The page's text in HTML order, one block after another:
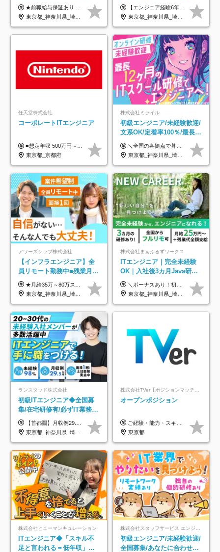
給32万円～★残業月10h＆
年休120日以上★副業可
★前職給与保証あり ★月給32万円以上＋インセンティブあり 月給32万円以上＋インセンティブ＋各種手当 ※上記には固定残業代（月30時間・44,400円～）を含みます ※超過分は別途支給します ※試用期間はございません ★＼成果＝あなたの収入／★ 【1】案件単価ー8万円＝あなたの給与 参画したプロジェクトの案件単価から 一律8万円引いた金額があなたの給与です！ （月給例） ■1人称での構築・小規模な詳細設計 案件単価55万円ー8万円＝月給47万円（還元率85.5%） ■大型案件の設計・構築やプロジェクト管理 案件単価90万円ー8万円＝月給82万円（還元率91.1%） ‥‥‥‥‥‥‥‥‥‥‥‥‥‥‥‥‥‥ 【2】月給の他にも豊富なインセンティブあり 全員が月3～13万円のインセンティブをゲットしています！ ≪インセンティブ制度≫ 稼働している現場で増員・交代が発生し、 当社の人員を配属が決定した際に支給。 ◇C Addition正社員が参画 ：実粗利の10%／毎月 ◇協力会社所属の社員が参画：実粗利の30%／毎月 ≪リファラル制度≫ あなたの知り合いが当社のメンバーになった際に、 毎月1人あたり2万円支給します◎ ‥‥‥‥‥‥‥‥‥‥‥‥‥‥‥‥‥‥
東京都_神奈川県_埼玉県_千葉県_大阪府_愛知県_北海道_青森県_岩手県_宮城県_秋田県_山形県_福島県_茨城県_栃木県_群馬県_新潟県_山梨県_長野県_富山県_石川県_福井県_静岡県_岐阜県_三重県_兵庫県_京都府_滋賀県_奈良県_和歌山県_広島県_岡山県_鳥取県_島根県_山口県_徳島県_香川県_愛媛県_高知県_福岡県_熊本県_佐賀県_長崎県_大分県_宮崎県_鹿児島県_沖縄県
ートも可｜案件選択制｜定
着率96％以上｜副業OK｜住
宅手当
【エンジニア経験6年以上の方】 月給46万円～100万円（固定残業代含む） ※上記月給には月30時間分の固定残業代（月8万7,400円～月19万円）を含む。超過分は全額支給。 【エンジニア経験4年以上の方】 月給42万円～100万円（固定残業代含む） ※上記月給には月30時間分の固定残業代（月7万9,800円～月19万円）を含む。超過分は全額支給。 【エンジニア経験4年未満の方】 月給38万円～100万円（固定残業代含む） ※上記月給には月30時間分の固定残業代（月7万2,200円～月19万円）を含む。超過分は全額支給。 ※経験、スキル、前職給与などを踏まえて決定。 ◆ルトラの給与制度のポイント！◆ ・社員の95%が入社時に年収UP！最高で300万円UPの実績も ・平均還元率86.3%（交通費・住宅手当・会社負担分の社保も含む） ・人柄やポテンシャルを評価し、スキル以上の希望年収を提示することも ・退職金制度やリファラル手当（平均50万円）あり
東京都_神奈川県_埼玉県_千葉県_大阪府_愛知県_北海道_青森県_岩手県_宮城県_秋田県_山形県_福島県_茨城県_栃木県_群馬県_新潟県_山梨県_長野県_富山県_石川県_福井県_静岡県_岐阜県_三重県_兵庫県_京都府_滋賀県_奈良県_和歌山県_広島県_岡山県_鳥取県_島根県_山口県_徳島県_香川県_愛媛県_高知県_福岡県_熊本県_佐賀県_長崎県_大分県_宮崎県_鹿児島県_沖縄県
任天堂株式会社
コーポレートITエンジニア
■想定年収 500万円～900万円 月給制 月給278,000円～ ※残業が発生した場合、残業代を別途全額支給します ※試用期間2ヶ月あり(待遇や給与に差異はありません)
東京都_京都府
株式会社ミライル
初級エンジニア/未経験歓迎/
文系OK/定着率100％/最長1
年の自社ITスクール研修あ
り/年休130日
＼全国の各拠点で募集中！／ 給与は以下の通り、勤務地により異なります。 札幌：月給23万円～27万円 仙台：月給22万円～26万円 新潟：月給22万円～26万円 東京：月給26万円～30万円 大阪：月給24万円～29万円 福岡：月給23.5万円～27万円 沖縄：月給21万円～26万円 ◎給与は知識や経験を考慮して決定します。 ◎残業は別途全額支給します。 ◎試用期間12カ月あり（給与は以下の通りです。その他条件に変更はありません） （試用期間の給与） 札幌：月給18.6万円～ 仙台：月給19万円～ 新潟：月給18万円～ 東京：月給22万円～ 大阪：月給20.8万円～ 福岡：月給19万円～ 沖縄：月給18万円～
東京都_神奈川県_埼玉県_千葉県_大阪府_愛知県_北海道_青森県_岩手県_宮城県_秋田県_山形県_福島県_茨城県_栃木県_群馬県_新潟県_山梨県_長野県_富山県_石川県_福井県_静岡県_岐阜県_三重県_兵庫県_京都府_滋賀県_奈良県_和歌山県_広島県_岡山県_鳥取県_島根県_山口県_徳島県_香川県_愛媛県_高知県_福岡県_熊本県_佐賀県_長崎県_大分県_宮崎県_鹿児島県_沖縄県
アワーズシップ株式会社
【インフラエンジニア】全
員リモート勤務中■残業月
3h■最大3ヶ月の連休あり■
年休126日■20～30代活躍
中！
★月給35万～80万スタートも可 【未経験の方】 ■月給26万～80万＋賞与年2回（年2ヶ月分） 【何かしらのインフラエンジニア経験をお持ちの方】 ■月給35万～80万＋賞与年2回（年2ヶ月分） ※スキル・経験などを考慮し決定します ※試用期間6ヶ月あり。期間中は契約社員となります。その他の待遇に差異はありません（試用期間終了後、昇給の可能性あり） ※上記金額には固定残業代（月30時間分／4万9600円～15万2600円）を含みます。超過分は別途支給いたします。 ＼頑張りはインセンティブで還元！／ クライアントに貢献度を評価され、当社のエンジニアが追加で案件に参画することになるなど、会社にとって利益になる行動はしっかり評価します。 会社の成長に貢献できていることを実感でき、「もっと頑張ろう」と思える体制づくりを整えています！
東京都_神奈川県_埼玉県_千葉県_大阪府
株式会社まぁぶるずワークス
ITエンジニア｜完全未経験
OK｜入社後3カ月Java研修
｜リモート率8割以上｜充実
のキャリア支援｜残業月10h
＼ボーナスあり！初年度から年収300万円以上／ ■月給25万円～35万円＋残業代全額支給＋各種手当＋賞与年1回 ◎経験・年齢・スキルなどを考慮し、できるだけ優遇します ◎試用期間中(3カ月)は契約社員で、月給21万円＋諸手当になります。 (試用期間中は残業が発生しません。その他の待遇に変更はありません) ----------------- ＼3つの評価軸！実力次第で早期収入アップ！／ 【1】スキル(IT理解、実装力、設計) 【2】実務力(現場評価、コミュ力、品質) 【3】姿勢(自走力、意欲、責任感) この3つの評価軸で、3カ月ごとに評価。社内グレードにより、給与が決まる明確な仕組みです。何ができれば給与が上がるのか分かりやすく、実力や努力次第で早期に収入を増やせます！ 【固定残業代について】 なし（残業代は、実際の労働時間に応じて別途全額支給）
東京都_神奈川県_埼玉県_千葉県_大阪府_愛知県_北海道_青森県_岩手県_宮城県_秋田県_山形県_福島県_茨城県_栃木県_群馬県_新潟県_山梨県_長野県_富山県_石川県_福井県_静岡県_岐阜県_三重県_兵庫県_京都府_滋賀県_奈良県_和歌山県_広島県_岡山県_鳥取県_島根県_山口県_徳島県_香川県_愛媛県_高知県_福岡県_熊本県_佐賀県_長崎県_大分県_宮崎県_鹿児島県_沖縄県
ランスタッド株式会社
初級ITエンジニア◆全国募
集/在宅研修有/必ずIT業務配
属/月収例29.5万円/Web面接
1回/SE
【首都圏】月収例29.5万円（月給26万円＋諸手当） 【東海・関西】月収例28.5万円（月給25万円＋諸手当） 【九州】月収例26万円（月給23万円＋諸手当） ※経験・スキル・前職給与を踏まえ、総合的に判断して決定します。 例：首都圏 月収例31万円（月給27万円＋諸手当） ◆各種手当 ・通勤手当（上限4万円まで） ・残業代手当（1分単位で全額支給） ※固定残業代制は採用しておりません ・深夜勤務手当 ・資格取得支援（ランクに応じてお祝い金1万円～10万円を支給） ◆昇給：年1回 ◆補足 ・研修中1ヶ月間は、時給1670円となります。 ・試用期間6ヶ月あり。その間の待遇に変更はありません。 ※詳細は面接時にご案内します。
東京都_神奈川県_埼玉県_千葉県_大阪府_愛知県_兵庫県_京都府_福岡県
オープンポジション
ご経験・能力・スキル等により、当社基準にて優遇・相談のうえ決定いたします。
東京都
株式会社ヒューマンキュレーション
ITエンジニア◆「スキル不
足と言われる＝低年収」で
初級エンジニア/未経験歓迎/
全国募集/あなたに合わせた